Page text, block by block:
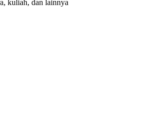
kuliah, dan lainnya